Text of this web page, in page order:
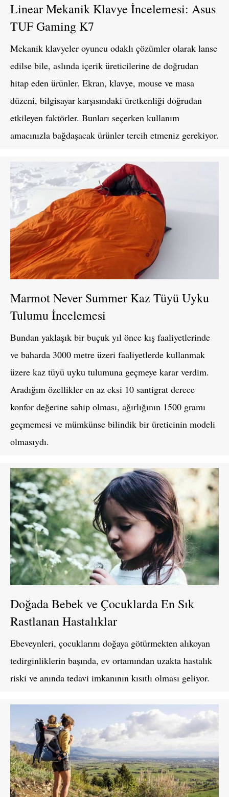
Linear Mekanik Klavye İncelemesi: Asus
TUF Gaming K7
Mekanik klavyeler oyuncu odaklı çözümler olarak lanse
edilse bile, aslında içerik üreticilerine de doğrudan
hitap eden ürünler. Ekran, klavye, mouse ve masa
düzeni, bilgisayar karşısındaki üretkenliği doğrudan
etkileyen faktörler. Bunları seçerken kullanım
amacınızla bağdaşacak ürünler tercih etmeniz gerekiyor.
Marmot Never Summer Kaz Tüyü Uyku
Tulumu İncelemesi
Bundan yaklaşık bir buçuk yıl önce kış faaliyetlerinde
ve baharda 3000 metre üzeri faaliyetlerde kullanmak
üzere kaz tüyü uyku tulumuna geçmeye karar verdim.
Aradığım özellikler en az eksi 10 santigrat derece
konfor değerine sahip olması, ağırlığının 1500 gramı
geçmemesi ve mümkünse bilindik bir üreticinin modeli
olmasıydı.
Doğada Bebek ve Çocuklarda En Sık
Rastlanan Hastalıklar
Ebeveynleri, çocuklarını doğaya götürmekten alıkoyan
tedirginliklerin başında, ev ortamından uzakta hastalık
riski ve anında tedavi imkanının kısıtlı olması geliyor.